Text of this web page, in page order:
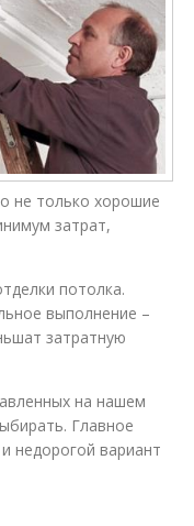
не только хорошие
затрат,
потолка.
выполнение –
затратную
на нашем
Главное
недорогой вариант